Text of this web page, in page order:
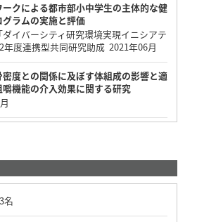
クによる都市部小中学生の主体的な健
ラムの実施と評価
イバーシティ研究環境実現イニシアテ
年度連携型共同研究助成 2021年06月
度との関係に及ぼす体組成の影響と適
機能の介入効果に関する研究
3名